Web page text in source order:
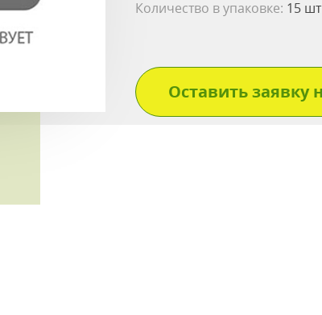
Количество в упаковке: 15 шт
Оставить заявку